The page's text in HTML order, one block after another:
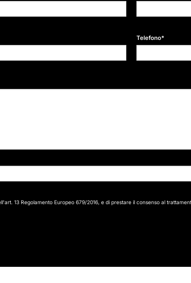
Telefono*
13 Regolamento Europeo 679/2016, e di prestare il consenso al